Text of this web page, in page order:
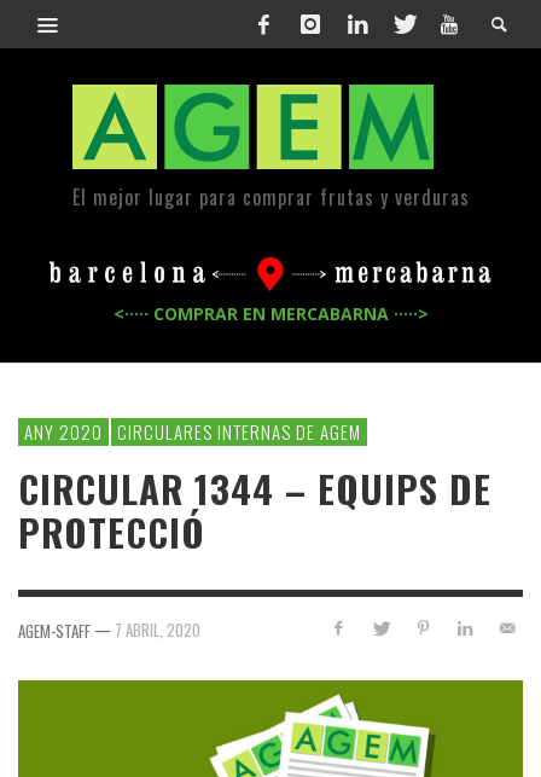
El mejor lugar para comprar frutas y verduras
<····· COMPRAR EN MERCABARNA ·····>
ANY 2020 CIRCULARES INTERNAS DE AGEM
CIRCULAR 1344 – EQUIPS DE
PROTECCIÓ
AGEM-STAFF — 7 ABRIL, 2020